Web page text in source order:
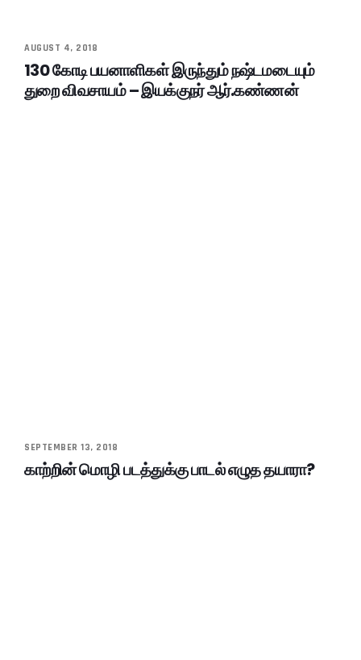
AUGUST 4, 2018
130 கோடி பயனாளிகள் இருந்தும் நஷ்டமடையும்
துறை விவசாயம் – இயக்குநர் ஆர்.கண்ணன்
SEPTEMBER 13, 2018
காற்றின் மொழி படத்துக்கு பாடல் எழுத தயாரா?